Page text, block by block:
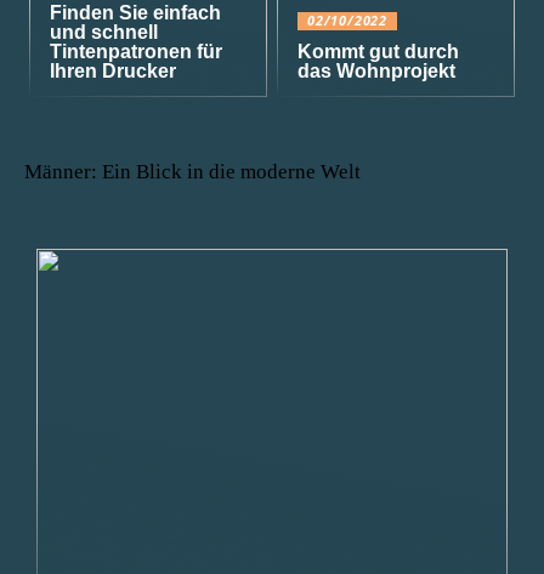
Finden Sie einfach
und schnell
Tintenpatronen für
Ihren Drucker
02/10/2022
Kommt gut durch
das Wohnprojekt
Männer: Ein Blick in die moderne Welt